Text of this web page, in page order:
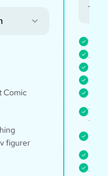
Comic
figurer
135
Alt i